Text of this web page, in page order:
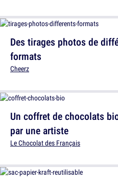
Un coffret de chocolats
par une artiste
Le Chocolat des Français
Des tirages photos de
formats
Cheerz